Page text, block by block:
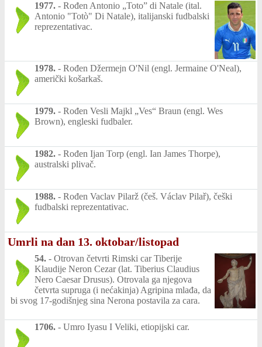
1977. - Rođen Antonio „Toto” di Natale (ital.
Antonio "Totò" Di Natale), italijanski fudbalski
reprezentativac.
1978. - Rođen Džermejn O'Nil (engl. Jermaine O'Neal),
američki košarkaš.
1979. - Rođen Vesli Majkl „Ves“ Braun (engl. Wes
Brown), engleski fudbaler.
1982. - Rođen Ijan Torp (engl. Ian James Thorpe),
australski plivač.
1988. - Rođen Vaclav Pilarž (češ. Václav Pilař), češki
fudbalski reprezentativac.
Umrli na dan 13. oktobar/listopad
54. - Otrovan četvrti Rimski car Tiberije
Klaudije Neron Cezar (lat. Tiberius Claudius
Nero Caesar Drusus). Otrovala ga njegova
četvrta supruga (i nećakinja) Agripina mlađa, da
bi svog 17-godišnjeg sina Nerona postavila za cara.
1706. - Umro Iyasu I Veliki, etiopijski car.